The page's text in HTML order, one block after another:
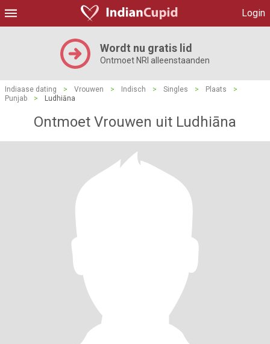
Login
Wordt nu gratis lid
Ontmoet NRI alleenstaanden
Indiaase dating > Vrouwen > Indisch > Singles > Plaats
>
Punjab
> Ludhiāna
Ontmoet Vrouwen uit Ludhiāna